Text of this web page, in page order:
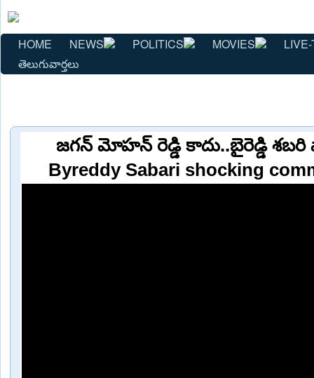
HOME NEWS POLITICS MOVIES
తెలుగువార్తలు
జగన్ మోహన్ రెడ్డి కాదు..బైరెడ్డి
Byreddy Sabari shocking